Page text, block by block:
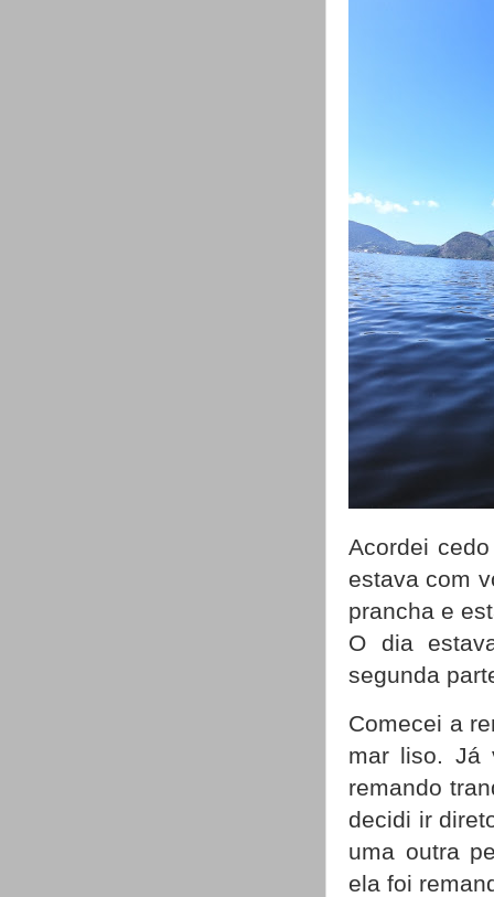
Acordei
estava com
prancha e
O dia
segunda
Comecei a
mar liso. Já
remando
decidi ir
uma outra
ela foi